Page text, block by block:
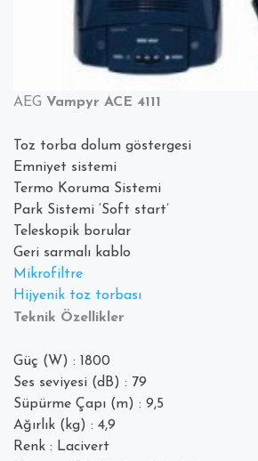
AEG Vampyr ACE 4111
Toz torba dolum göstergesi
Emniyet sistemi
Termo Koruma Sistemi
Park Sistemi ‘Soft start’
Teleskopik borular
Geri sarmalı kablo
Mikrofiltre
Hijyenik toz torbası
Teknik Özellikler
Güç (W) : 1800
Ses seviyesi (dB) : 79
Süpürme Çapı (m) : 9,5
Ağırlık (kg) : 4,9
Renk : Lacivert